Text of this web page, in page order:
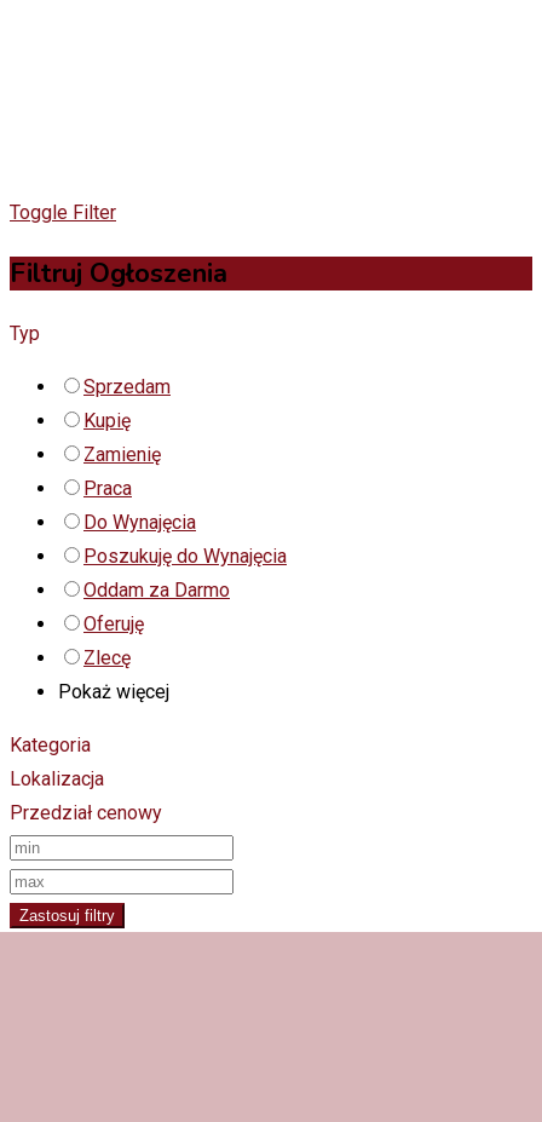
Toggle Filter
Filtruj Ogłoszenia
Typ
Sprzedam
Kupię
Zamienię
Praca
Do Wynajęcia
Poszukuję do Wynajęcia
Oddam za Darmo
Oferuję
Zlecę
Pokaż więcej
Kategoria
Lokalizacja
Przedział cenowy
Zastosuj filtry